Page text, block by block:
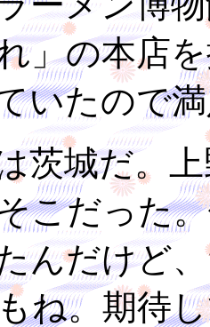
」の本店
いたので
城だ。上
こだった
んだけど
ね。期待